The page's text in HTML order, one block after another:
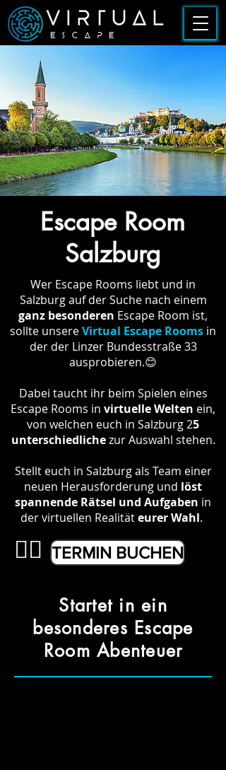
Escape Room
Salzburg
Wer Escape Rooms liebt und in
Salzburg auf der Suche nach einem
ganz besonderen Escape Room ist,
sollte unsereVirtual Escape Rooms in
der der Linzer Bundesstraße 33
ausprobieren.😊
Dabei taucht ihr beim Spielen eines
Escape Rooms in virtuelle Welten ein,
von welchen euch in Salzburg 25
unterschiedlichezur Auswahl stehen.
Stellt euch in Salzburg als Team einer
neuen Herausforderung und löst
spannende Rätsel und Aufgaben in
der virtuellen Realitäteurer Wahl.
👉🏼 TERMIN BUCHEN
Startet in ein
besonderes Escape
Room Abenteuer